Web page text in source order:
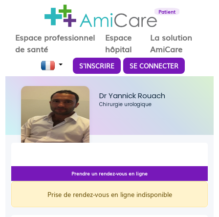
Patient
Espace professionnel
de santé
Espace
hôpital
La solution
AmiCare
S'INSCRIRE SE CONNECTER
Dr Yannick Rouach
Chirurgie urologique
Prendre un rendez-vous en ligne
Prise de rendez-vous en ligne indisponible